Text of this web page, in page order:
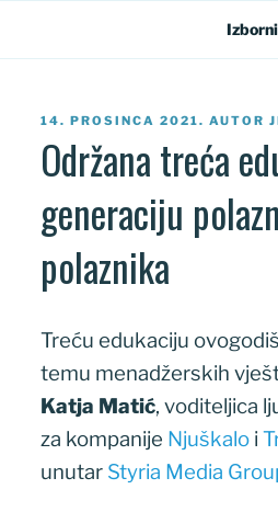
OBJAVLJENO
14. PROSINCA 2021. AUTOR
Održana treća
generaciju
polaznika
Treću edukaciju
temu menadžerskih
Katja Matić, voditeljica
za kompanije Njuškalo i
unutar Styria Media